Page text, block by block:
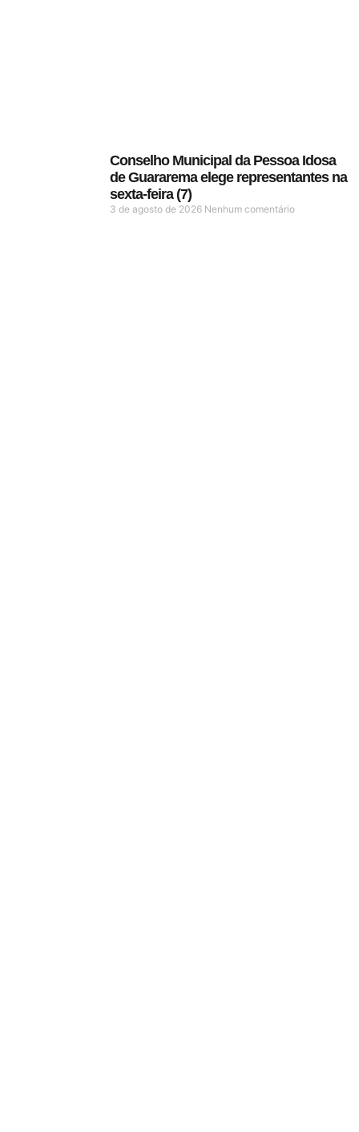
Conselho Municipal da Pessoa Idosa
de Guararema elege representantes na
sexta-feira (7)
3 de agosto de 2026 Nenhum comentário